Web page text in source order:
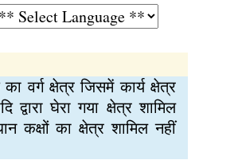
वर्ग क्षेत्र जिसमें कार्य क्षेत्र
द्वारा घेरा गया क्षेत्र शामिल
कक्षों का क्षेत्र शामिल नहीं